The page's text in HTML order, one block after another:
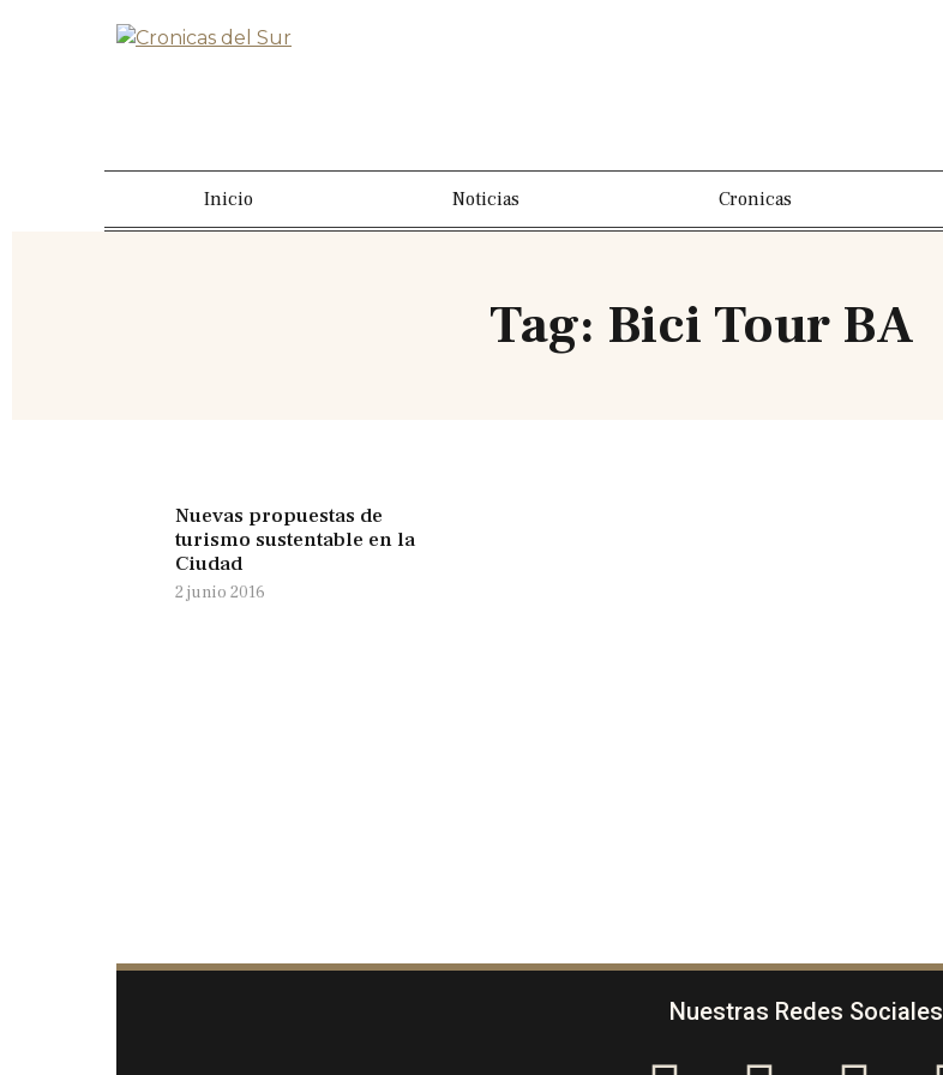
Inicio Noticias Cronicas
Tag: Bici Tour BA
Nuevas propuestas de
turismo sustentable en la
Ciudad
2 junio 2016
Nuestras Redes Sociales